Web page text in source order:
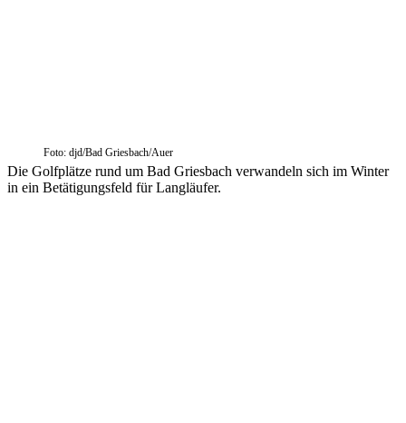
Foto: djd/Bad Griesbach/Auer
Die Golfplätze rund um Bad Griesbach verwandeln sich im Winter
in ein Betätigungsfeld für Langläufer.